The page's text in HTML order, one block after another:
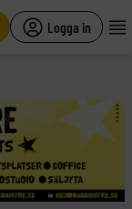
Logga in